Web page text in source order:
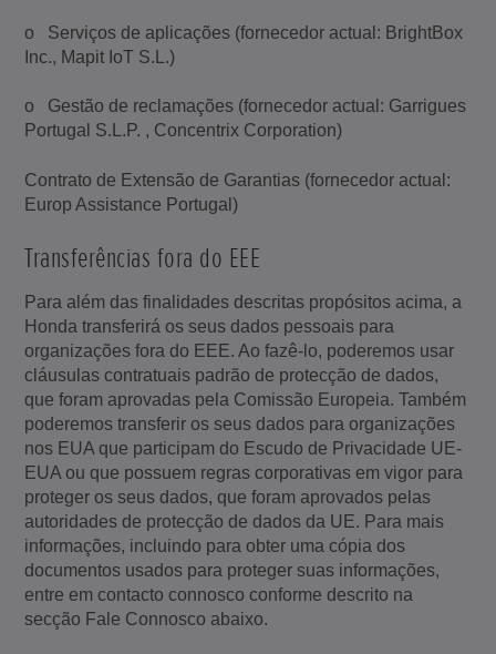
o Serviços de aplicações (fornecedor actual: BrightBox
Inc., Mapit IoT S.L.)
o Gestão de reclamações (fornecedor actual: Garrigues
Portugal S.L.P. , Concentrix Corporation)
Contrato de Extensão de Garantias (fornecedor actual:
Europ Assistance Portugal)
Transferências fora do EEE
Para além das finalidades descritas propósitos acima, a
Honda transferirá os seus dados pessoais para
organizações fora do EEE. Ao fazê-lo, poderemos usar
cláusulas contratuais padrão de protecção de dados,
que foram aprovadas pela Comissão Europeia. Também
poderemos transferir os seus dados para organizações
nos EUA que participam do Escudo de Privacidade UE-
EUA ou que possuem regras corporativas em vigor para
proteger os seus dados, que foram aprovados pelas
autoridades de protecção de dados da UE. Para mais
informações, incluindo para obter uma cópia dos
documentos usados para proteger suas informações,
entre em contacto connosco conforme descrito na
secção Fale Connosco abaixo.